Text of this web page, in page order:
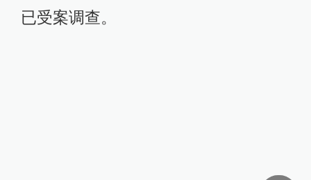
已受案调查。